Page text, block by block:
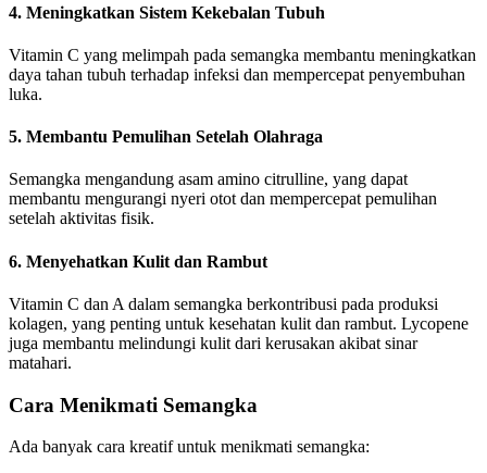
4. Meningkatkan Sistem Kekebalan Tubuh
Vitamin C yang melimpah pada semangka membantu meningkatkan
daya tahan tubuh terhadap infeksi dan mempercepat penyembuhan
luka.
5. Membantu Pemulihan Setelah Olahraga
Semangka mengandung asam amino citrulline, yang dapat
membantu mengurangi nyeri otot dan mempercepat pemulihan
setelah aktivitas fisik.
6. Menyehatkan Kulit dan Rambut
Vitamin C dan A dalam semangka berkontribusi pada produksi
kolagen, yang penting untuk kesehatan kulit dan rambut. Lycopene
juga membantu melindungi kulit dari kerusakan akibat sinar
matahari.
Cara Menikmati Semangka
Ada banyak cara kreatif untuk menikmati semangka: